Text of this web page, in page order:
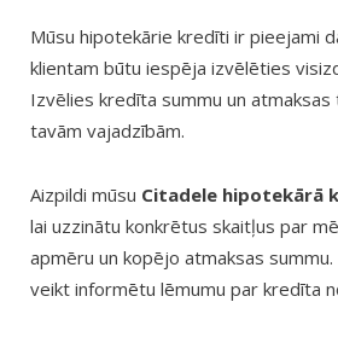
Mūsu hipotekārie kredīti ir pieejami
klientam būtu iespēja izvēlēties
Izvēlies kredīta summu un
tavām vajadzībām.
Aizpildi mūsu Citadele hipotekārā
lai uzzinātu konkrētus skaitļus par
apmēru un kopējo atmaksas
veikt informētu lēmumu par kredīta